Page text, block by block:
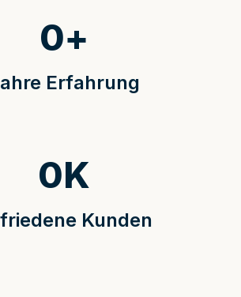
Erfahrung
0+
Kunden
0K